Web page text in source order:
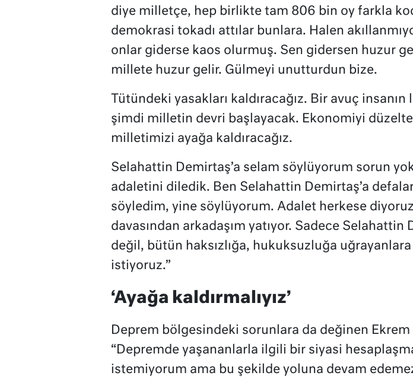
diye milletçe, hep birlikte tam 806 bin oy farkla
demokrasi tokadı attılar bunlara. Halen
onlar giderse kaos olurmuş. Sen gidersen huzur
millete huzur gelir. Gülmeyi unutturdun bize.
Tütündeki yasakları kaldıracağız. Bir avuç
şimdi milletin devri başlayacak. Ekonomiyi
milletimizi ayağa kaldıracağız.
Selahattin Demirtaş’a selam söylüyorum sorun
adaletini diledik. Ben Selahattin Demirtaş’a
söyledim, yine söylüyorum. Adalet herkese
davasından arkadaşım yatıyor. Sadece Selahattin
değil, bütün haksızlığa, hukuksuzluğa
istiyoruz.”
‘Ayağa kaldırmalıyız’
Deprem bölgesindeki sorunlara da değinen
“Depremde yaşananlarla ilgili bir siyasi
istemiyorum ama bu şekilde yoluna devam